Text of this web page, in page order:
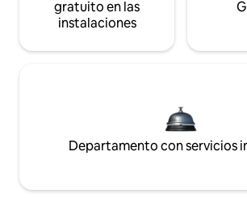
gratuito en las
instalaciones
Departamento con servicios